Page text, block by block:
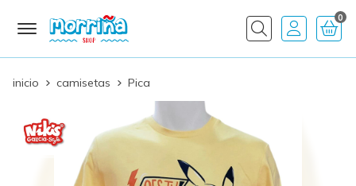
Buscar
0
inicio camisetas Pica